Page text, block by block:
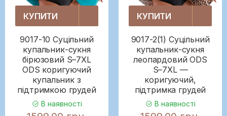
КУПИТИ
9017-10 Суцільний
купальник-сукня
бірюзовий S–7XL
ODS коригуючий
купальник з
підтримкою грудей
В наявності
КУПИТИ
9017-2(1) Суцільний
купальник-сукня
леопардовий ODS
S–7XL —
коригуючий,
підтримка грудей
В наявності